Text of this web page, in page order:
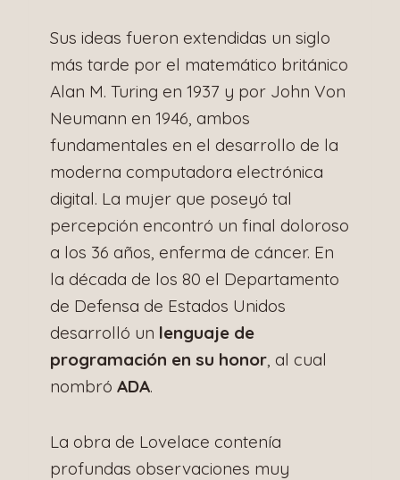
Sus ideas fueron extendidas un siglo
más tarde por el matemático británico
Alan M. Turing en 1937 y por John Von
Neumann en 1946, ambos
fundamentales en el desarrollo de la
moderna computadora electrónica
digital. La mujer que poseyó tal
percepción encontró un final doloroso
a los 36 años, enferma de cáncer. En
la década de los 80 el Departamento
de Defensa de Estados Unidos
desarrolló un lenguaje de
programación en su honor , al cual
nombró ADA.
La obra de Lovelace contenía
profundas observaciones muy